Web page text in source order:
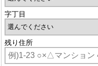
字丁目
残り住所